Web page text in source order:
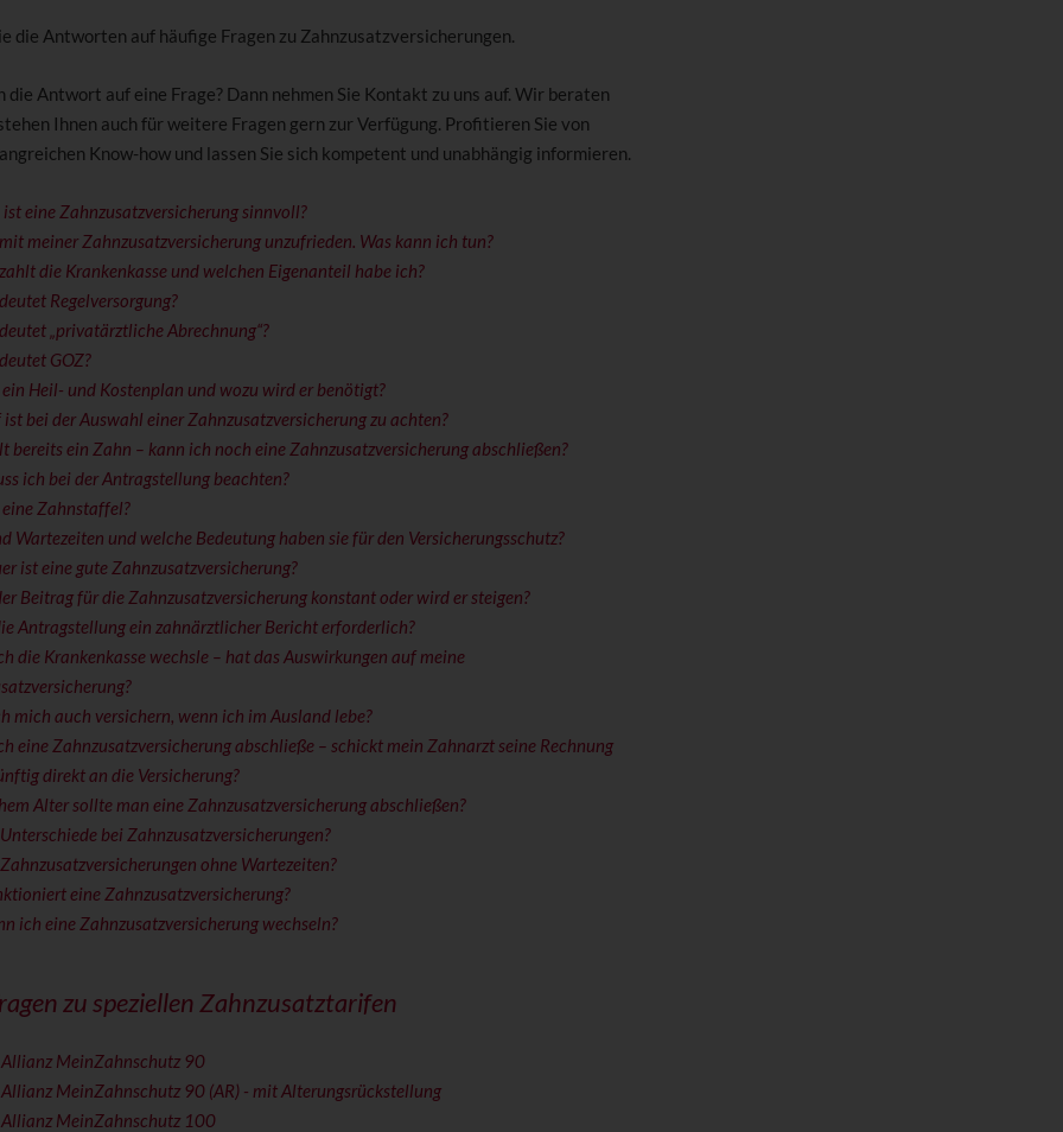
die Antworten auf häufige Fragen zu Zahnzusatzversicherungen.
die Antwort auf eine Frage? Dann nehmen Sie Kontakt zu uns auf. Wir beraten
Ihnen auch für weitere Fragen gern zur Verfügung. Profitieren Sie von
Know-how und lassen Sie sich kompetent und unabhängig informieren.
eine Zahnzusatzversicherung sinnvoll?
meiner Zahnzusatzversicherung unzufrieden. Was kann ich tun?
die Krankenkasse und welchen Eigenanteil habe ich?
Regelversorgung?
„privatärztliche Abrechnung“?
GOZ?
ein Heil- und Kostenplan und wozu wird er benötigt?
bei der Auswahl einer Zahnzusatzversicherung zu achten?
bereits ein Zahn – kann ich noch eine Zahnzusatzversicherung abschließen?
ich bei der Antragstellung beachten?
eine Zahnstaffel?
Wartezeiten und welche Bedeutung haben sie für den Versicherungsschutz?
ist eine gute Zahnzusatzversicherung?
Beitrag für die Zahnzusatzversicherung konstant oder wird er steigen?
Antragstellung ein zahnärztlicher Bericht erforderlich?
die Krankenkasse wechsle – hat das Auswirkungen auf meine
mich auch versichern, wenn ich im Ausland lebe?
eine Zahnzusatzversicherung abschließe – schickt mein Zahnarzt seine Rechnung
direkt an die Versicherung?
Alter sollte man eine Zahnzusatzversicherung abschließen?
bei Zahnzusatzversicherungen?
ohne Wartezeiten?
eine Zahnzusatzversicherung?
ich eine Zahnzusatzversicherung wechseln?
zu speziellen Zahnzusatztarifen
Allianz MeinZahnschutz 90
Allianz MeinZahnschutz 90 (AR) - mit Alterungsrückstellung
Allianz MeinZahnschutz 100